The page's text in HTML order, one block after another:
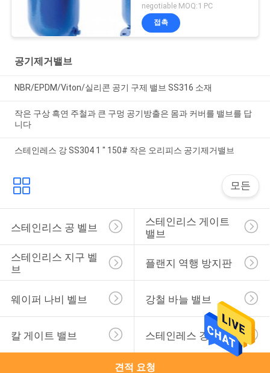
negotiable MOQ:1 PC
접촉
공기제거밸브
NBR/EPDM/Viton/실리콘 공기 구제 밸브 SS316 소재
작은 구상 흑연 주철과 큰 구멍 공기방출은 몸과 커버를 밸브를 답
니다
스테인레스 강 SS304 1 " 150# 작은 오리피스 공기제거밸브
모든
스테인리스 공 벨브
스테인리스 게이트
밸브
스테인리스 지구 벨
브
플랜지 역행 방지판
웨이퍼 나비 벨브 강철 바늘 밸브
칼 게이트 밸브 스테인레스 강 Ｙ 체
견적 요청